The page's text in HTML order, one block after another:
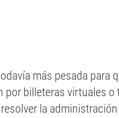
más pesada para
por billeteras virtuales o
la